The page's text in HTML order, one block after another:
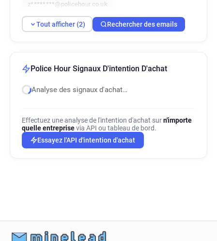
z********@policehour.co.uk
Tout afficher (2) Rechercher des emails
Police Hour Signaux D'intention D'achat
Analyse des signaux d'achat…
Effectuez une analyse de l'intention d'achat surn'importe
quelle entreprisevia API ou tableau de bord.
Essayez l'API d'intention d'achat